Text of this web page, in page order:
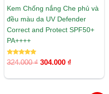
Kem Chống nắng Che phủ và
đều màu da UV Defender
Correct and Protect SPF50+
PA++++
Được xếp
hạng
324.000₫ 304.000 ₫